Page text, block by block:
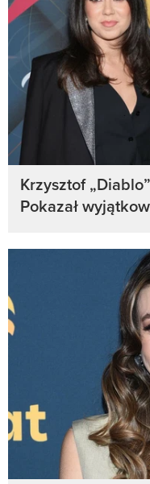
Krzysztof
Pokazał